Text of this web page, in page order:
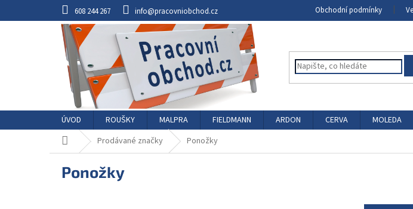
608 244 267 info@pracovniobchod.cz Obchodní podmínky
ÚVOD ROUŠKY MALPRA FIELDMANN ARDON CERVA MOLEDA
Domů Prodávané značky Ponožky
Ponožky